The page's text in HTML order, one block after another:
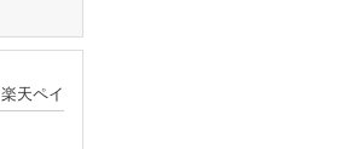
楽天ペイ